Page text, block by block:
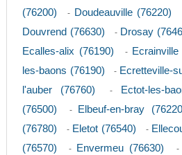
(76200)
- Doudeauville (76220)
Douvrend (76630) - Drosay
Ecalles-alix (76190) - Ecrainville
les-baons (76190)
- Ecretteville-
l'auber (76760)
- Ectot-les-
(76500)
- Elbeuf-en-bray
(76780)
- Eletot (76540) -
(76570)
- Envermeu (76630) -